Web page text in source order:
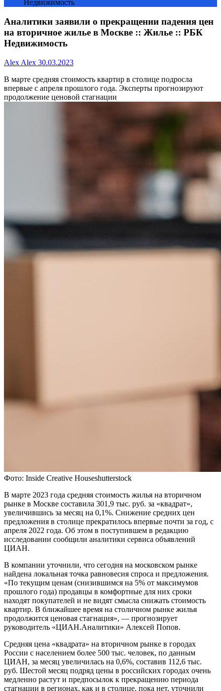
Недвижимость
Аналитики заявили о прекращении падения цен
на вторичное жилье в Москве :: Жилье :: РБК
Недвижимость
Alex Alex 30.03.2023
В марте средняя стоимость квартир в столице подросла
впервые с апреля прошлого года. Эксперты прогнозируют
продолжение ценовой стагнации
Фото: Inside Creative Houseshutterstock
В марте 2023 года средняя стоимость жилья на вторичном
рынке в Москве составила 301,9 тыс. руб. за «квадрат»,
увеличившись за месяц на 0,1%. Снижение средних цен
предложения в столице прекратилось впервые почти за год, с
апреля 2022 года. Об этом в поступившем в редакцию
исследовании сообщили аналитики сервиса объявлений
ЦИАН.
В компании уточнили, что сегодня на московском рынке
найдена локальная точка равновесия спроса и предложения.
«По текущим ценам (снизившимся на 5% от максимумов
прошлого года) продавцы в комфортные для них сроки
находят покупателей и не видят смысла снижать стоимость
квартир. В ближайшее время на столичном рынке жилья
продолжится ценовая стагнация», — прогнозирует
руководитель «ЦИАН.Аналитики» Алексей Попов.
Средняя цена «квадрата» на вторичном рынке в городах
России с населением более 500 тыс. человек, по данным
ЦИАН, за месяц увеличилась на 0,6%, составив 112,6 тыс.
руб. Шестой месяц подряд цены в российских городах очень
медленно растут и предпосылок к прекращению периода
стагнации в регионах, как и в столице, пока нет, уточнили